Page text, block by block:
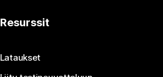
Resurssit
Lataukset